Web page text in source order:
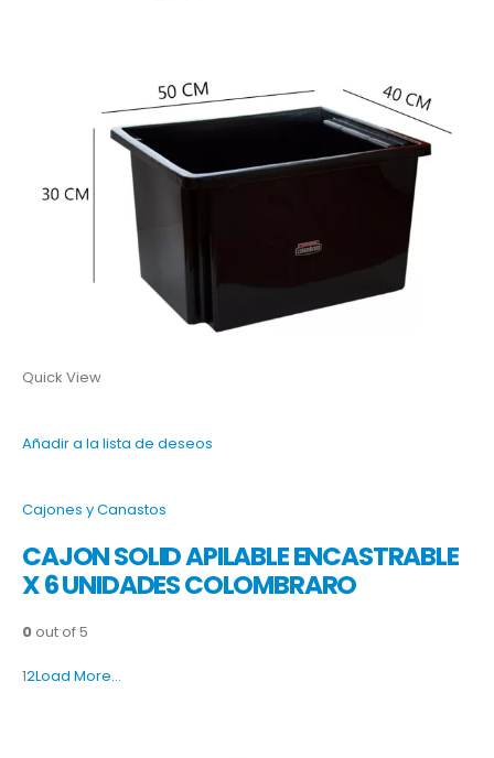
Quick View
Añadir a la lista de deseos
Cajones y Canastos
CAJON SOLID APILABLE ENCASTRABLE
X 6 UNIDADES COLOMBRARO
0 out of 5
12Load More…